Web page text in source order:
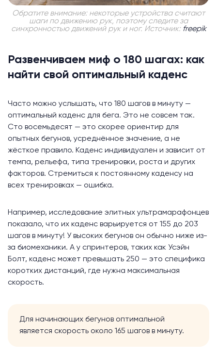
Обратите внимание: некоторые устройства считают
шаги по движению рук, поэтому следите за
синхронностью движений рук и ног. Источник: freepik
Развенчиваем миф о 180 шагах: как
найти свой оптимальный каденс
Часто можно услышать, что 180 шагов в минуту —
оптимальный каденс для бега. Это не совсем так.
Сто восемьдесят — это скорее ориентир для
опытных бегунов, усреднённое значение, а не
жёсткое правило. Каденс индивидуален и зависит от
темпа, рельефа, типа тренировки, роста и других
факторов. Стремиться к постоянному каденсу на
всех тренировках — ошибка.
Например, исследование элитных ультрамарафонцев
показало, что их каденс варьируется от 155 до 203
шагов в минуту! У высоких бегунов он обычно ниже из-
за биомеханики. А у спринтеров, таких как Усэйн
Болт, каденс может превышать 250 — это специфика
коротких дистанций, где нужна максимальная
скорость.
Для начинающих бегунов оптимальной
является скорость около 165 шагов в минуту.